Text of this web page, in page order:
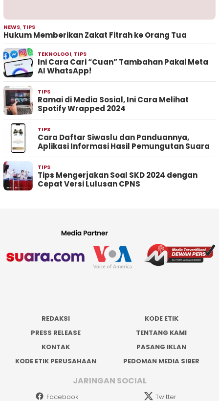
NEWS, TIPS
Hukum Memberikan Zakat Fitrah ke Orang Tua
TEKNOLOGI, TIPS
Ini Cara Cari “Cuan” Tambahan Pakai Meta
AI WhatsApp!
TIPS
Ramai di Media Sosial, Ini Cara Melihat
Spotify Wrapped 2024
TIPS
Cara Daftar Siwaslu dan Panduannya,
Aplikasi Informasi Hasil Pemungutan Suara
TIPS
Tips Mengerjakan Soal SKD 2024 dengan
Cepat Versi Lulusan CPNS
REDAKSI
KODE ETIK
PRESS RELEASE
TENTANG KAMI
KONTAK
PASANG IKLAN
KODE ETIK PERUSAHAAN
PEDOMAN MEDIA SIBER
JARINGAN SOCIAL
Facebook Twitter